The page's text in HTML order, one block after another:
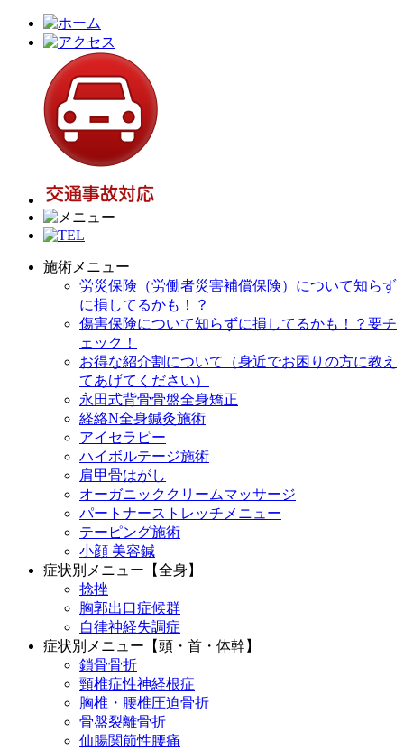
施術メニュー
労災保険（労働者災害補償保険）について知らず
に損してるかも！？
傷害保険について知らずに損してるかも！？要チ
ェック！
お得な紹介割について（身近でお困りの方に教え
てあげてください）
永田式背骨骨盤全身矯正
経絡N全身鍼灸施術
アイセラピー
ハイボルテージ施術
肩甲骨はがし
オーガニッククリームマッサージ
パートナーストレッチメニュー
テーピング施術
小顔 美容鍼
症状別メニュー【全身】
捻挫
胸郭出口症候群
自律神経失調症
症状別メニュー【頭・首・体幹】
鎖骨骨折
頸椎症性神経根症
胸椎・腰椎圧迫骨折
骨盤裂離骨折
仙腸関節性腰痛